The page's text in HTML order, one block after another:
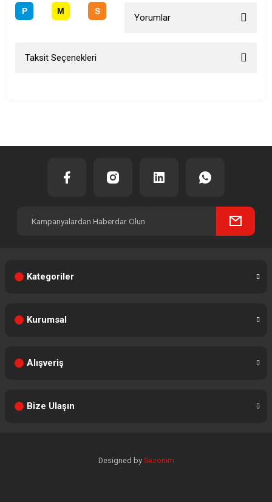
P M S
Yorumlar
Taksit Seçenekleri
Kategoriler
Kurumsal
Alışveriş
Bize Ulaşın
Designed by Sezonim